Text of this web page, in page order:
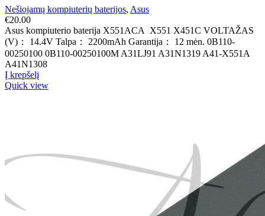
Nešiojamų kompiuterių baterijos, Asus
€20.00
Asus kompiuterio baterija X551ACA X551 X451C VOLTAŽAS
(V)： 14.4V Talpa： 2200mAh Garantija： 12 mėn. 0B110-
00250100 0B110-00250100M A31LJ91 A31N1319 A41-X551A
A41N1308
Į krepšelį
Quick view